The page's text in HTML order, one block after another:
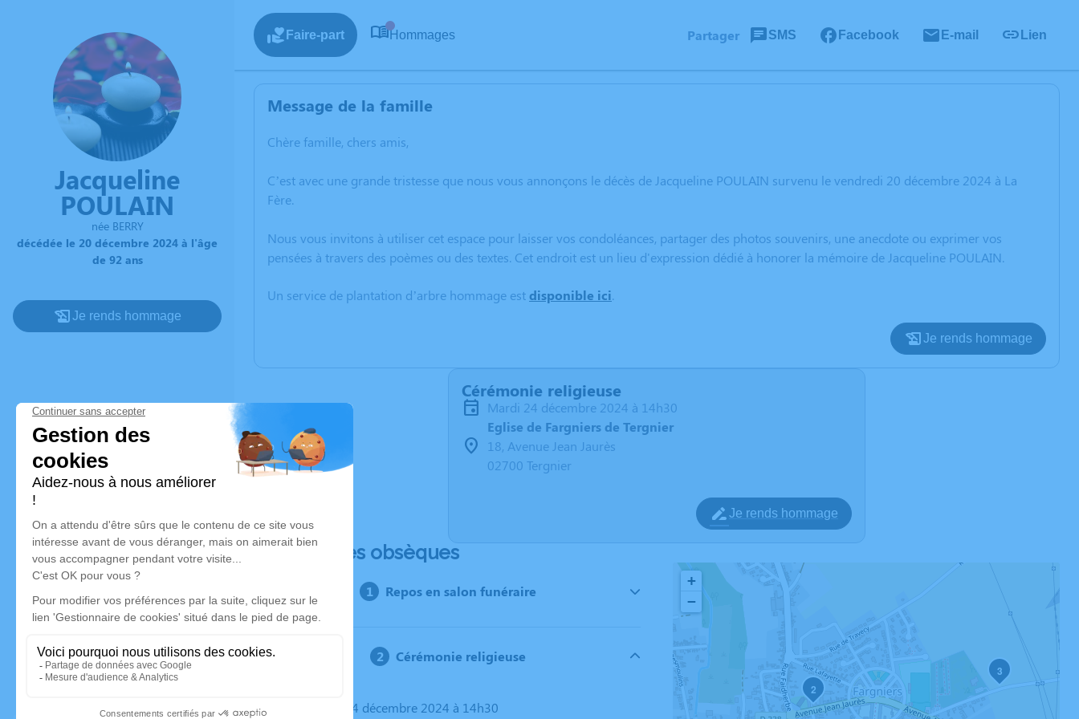
Jacqueline
POULAIN
née BERRY
décédée le 20 décembre 2024 à l'âge
de 92 ans
Je rends hommage
Faire-part Hommages Partager SMS Facebook E-mail Lien
Message de la famille
Chère famille, chers amis,
C’est avec une grande tristesse que nous vous annonçons le décès de Jacqueline POULAIN survenu le vendredi 20 décembre 2024 à La
Fère.
Nous vous invitons à utiliser cet espace pour laisser vos condoléances, partager des photos souvenirs, une anecdote ou exprimer vos
pensées à travers des poèmes ou des textes. Cet endroit est un lieu d'expression dédié à honorer la mémoire de Jacqueline POULAIN.
Un service de plantation d’arbre hommage est disponible ici.
Je rends hommage
Cérémonie religieuse
mardi 24 décembre 2024 à 14h30
Eglise de Fargniers de Tergnier
18, Avenue Jean Jaurès
02700 Tergnier
Je rends hommage
Déroulé des obsèques
Repos en salon funéraire
Cérémonie religieuse
Le mardi 24 décembre 2024 à 14h30
2
3
+
−